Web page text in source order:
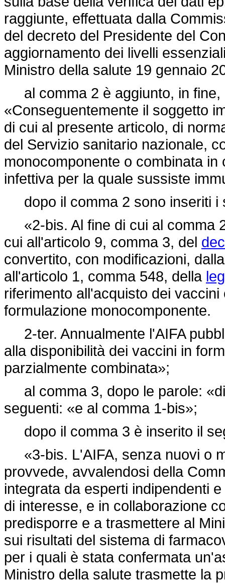
raggiunte, effettuata dalla
del decreto del Presidente del
aggiornamento dei livelli
Ministro della salute 19 gennaio
al comma 2 è aggiunto, in fine,
«Conseguentemente il soggetto
di cui al presente articolo, di
del Servizio sanitario nazionale,
monocomponente o combinata
infettiva per la quale sussiste
dopo il comma 2 sono inseriti i
«2-bis. Al fine di cui al comma
cui all'articolo 9, comma 3, del
convertito, con modificazioni,
all'articolo 1, comma 548, della
riferimento all'acquisto dei
formulazione monocomponente.
2-ter. Annualmente l'AIFA
alla disponibilità dei vaccini in
parzialmente combinata»;
al comma 3, dopo le parole:
seguenti: «e al comma 1-bis»;
dopo il comma 3 è inserito il
«3-bis. L'AIFA, senza nuovi o
provvede, avvalendosi della
integrata da esperti indipendenti
di interesse, e in collaborazione
predisporre e a trasmettere al
sui risultati del sistema di
per i quali è stata confermata
Ministro della salute trasmette la